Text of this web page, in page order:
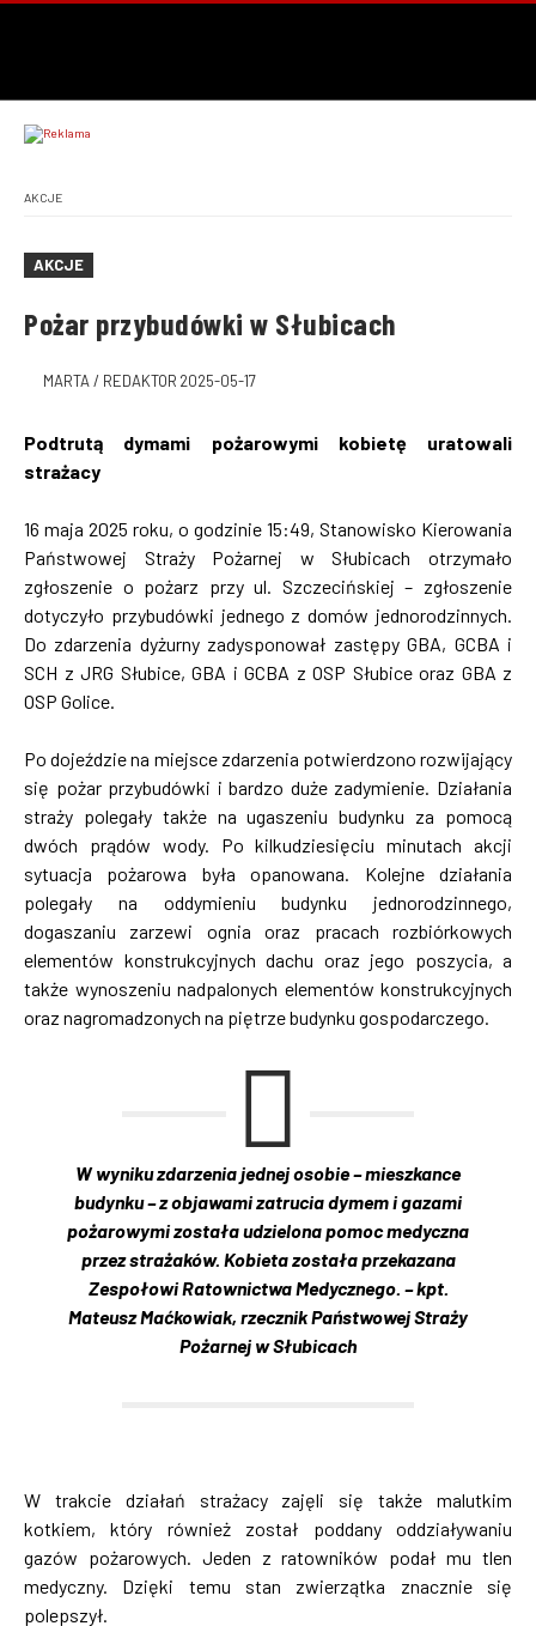
AKCJE
AKCJE
Pożar przybudówki w Słubicach
MARTA / REDAKTOR 2025-05-17
Podtrutą dymami pożarowymi kobietę uratowali
strażacy
16 maja 2025 roku, o godzinie 15:49, Stanowisko Kierowania
Państwowej Straży Pożarnej w Słubicach otrzymało
zgłoszenie o pożarz przy ul. Szczecińskiej – zgłoszenie
dotyczyło przybudówki jednego z domów jednorodzinnych.
Do zdarzenia dyżurny zadysponował zastępy GBA, GCBA i
SCH z JRG Słubice, GBA i GCBA z OSP Słubice oraz GBA z
OSP Golice.
Po dojeździe na miejsce zdarzenia potwierdzono rozwijający
się pożar przybudówki i bardzo duże zadymienie. Działania
straży polegały także na ugaszeniu budynku za pomocą
dwóch prądów wody. Po kilkudziesięciu minutach akcji
sytuacja pożarowa była opanowana. Kolejne działania
polegały na oddymieniu budynku jednorodzinnego,
dogaszaniu zarzewi ognia oraz pracach rozbiórkowych
elementów konstrukcyjnych dachu oraz jego poszycia, a
także wynoszeniu nadpalonych elementów konstrukcyjnych
oraz nagromadzonych na piętrze budynku gospodarczego.
W wyniku zdarzenia jednej osobie – mieszkance
budynku – z objawami zatrucia dymem i gazami
pożarowymi została udzielona pomoc medyczna
przez strażaków. Kobieta została przekazana
Zespołowi Ratownictwa Medycznego. – kpt.
Mateusz Maćkowiak, rzecznik Państwowej Straży
Pożarnej w Słubicach
W trakcie działań strażacy zajęli się także malutkim
kotkiem, który również został poddany oddziaływaniu
gazów pożarowych. Jeden z ratowników podał mu tlen
medyczny. Dzięki temu stan zwierzątka znacznie się
polepszył.